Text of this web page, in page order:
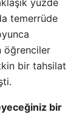
temerrüde
öğrenciler
bir tahsilat
bir